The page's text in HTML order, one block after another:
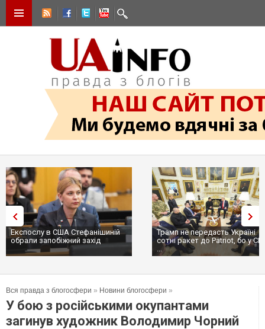
Експослу в США Стефанішиній
обрали запобіжний захід
Трамп не передасть Україні
сотні ракет до Patriot, бо у
...
Вся правда з блогосфери » Новини блогосфери »
У бою з російськими окупантами
загинув художник Володимир Чорний